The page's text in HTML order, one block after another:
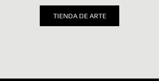
TIENDA DE ARTE